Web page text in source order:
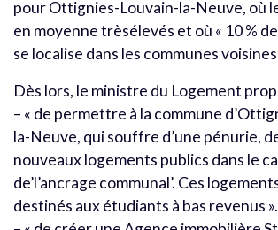
pour Ottignies-Louvain-la-Neuve, où
en moyenne trèsélevés et où « 10 %
se localise dans les communes voisines
Dès lors, le ministre du Logement
– « de permettre à la commune
la-Neuve, qui souffre d’une pénurie,
nouveaux logements publics dans le
de’l’ancrage communal’. Ces
destinés aux étudiants à bas revenus ».